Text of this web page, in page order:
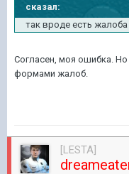
сказал:
так вроде есть
Согласен, моя ошибка.
формами жалоб.
[LESTA]